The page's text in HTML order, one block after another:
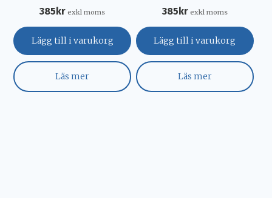
385kr exkl moms
Lägg till i varukorg
Läs mer
385kr exkl moms
Lägg till i varukorg
Läs mer